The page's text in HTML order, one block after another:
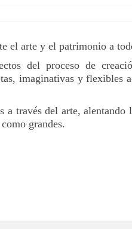
el arte y el patrimonio a
del proceso de
imaginativas y flexibles
a través del arte,
grandes.